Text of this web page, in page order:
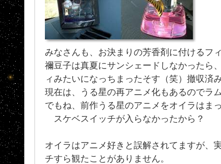
みなさんも、お決まりの芳香剤に付けるフ
禰豆子は真夏にサンシェードしなかったら
ィみたいになっちまったそす（笑）撤収済
現在は、うる星の再アニメ化もあるのでラ
でもね、前作うる星のアニメをオイラはま
スケベスイッチが入らなかったから？
オイラはアニメ好きと誤解されてますが、
チすら観たことがありません。